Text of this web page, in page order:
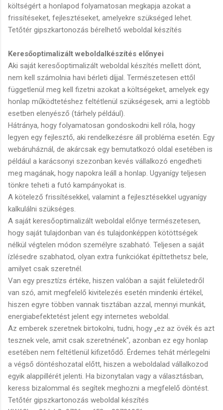
költségért a honlapod folyamatosan megkapja azokat a
frissítéseket, fejlesztéseket, amelyekre szükséged lehet.
Tetőtér gipszkartonozás bérelhető weboldal készítés
Keresőoptimalizált weboldalkészítés előnyei
Aki saját keresőoptimalizált weboldal készítés mellett dönt,
nem kell számolnia havi bérleti díjjal. Természetesen ettől
függetlenül meg kell fizetni azokat a költségeket, amelyek egy
honlap működtetéshez feltétlenül szükségesek, ami a legtöbb
esetben elenyésző (tárhely például).
Hátránya, hogy folyamatosan gondoskodni kell róla, hogy
legyen egy fejlesztő, aki rendelkezésre áll probléma esetén. Egy
webáruháznál, de akárcsak egy bemutatkozó oldal esetében is
például a karácsonyi szezonban kevés vállalkozó engedheti
meg magának, hogy napokra leáll a honlap. Ugyanígy teljesen
tönkre teheti a futó kampányokat is.
A kötelező frissítésekkel, valamint a fejlesztésekkel ugyanígy
kalkulálni szükséges.
A saját keresőoptimalizált weboldal előnye természetesen,
hogy saját tulajdonban van és tulajdonképpen kötöttségek
nélkül végtelen módon személyre szabható. Teljesen a saját
ízlésedre szabhatod, olyan extra funkciókat építtethetsz bele,
amilyet csak szeretnél.
Van egy presztízs értéke, hiszen valóban a saját felületedről
van szó, amit megfelelő kivitelezés esetén mindenki értékel,
hiszen egyre többen vannak tisztában azzal, mennyi munkát,
energiabefektetést jelent egy internetes weboldal.
Az emberek szeretnek birtokolni, tudni, hogy „ez az övék és azt
tesznek vele, amit csak szeretnének", azonban ez egy honlap
esetében nem feltétlenül kifizetődő. Érdemes tehát mérlegelni
a végső döntéshozatal előtt, hiszen a weboldalad vállalkozod
egyik alappillérét jelenti. Ha bizonytalan vagy a választásban,
keress bizalommal és segítek meghozni a megfelelő döntést.
Tetőtér gipszkartonozás weboldal készítés